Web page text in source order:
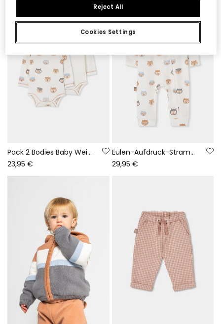
Pack 2 Bodies Baby Weiß mit Eulen-Print
23,95 €
Eulen-Aufdruck-Strampler für Babys in Rohweiß
29,95 €
Cookies Settings
Reject All